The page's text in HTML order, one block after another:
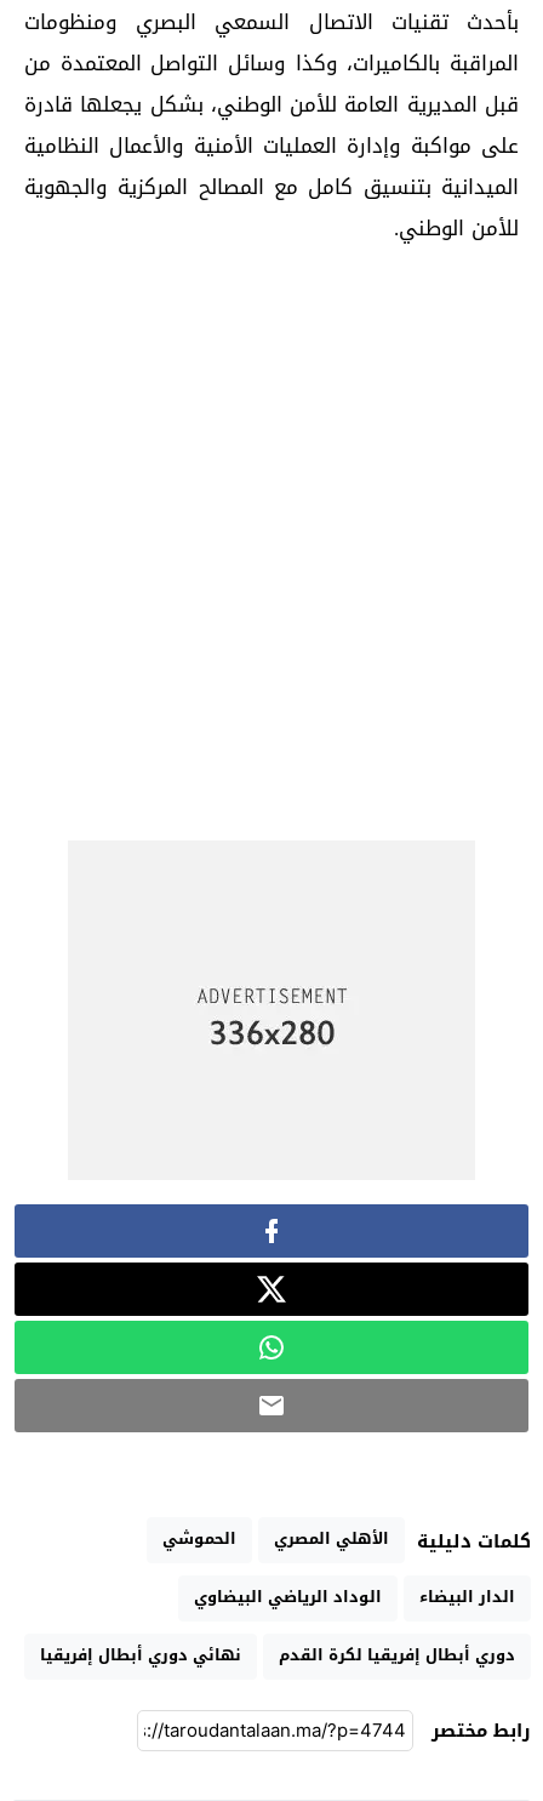
بأحدث تقنيات الاتصال السمعي البصري ومنظومات
المراقبة بالكاميرات، وكذا وسائل التواصل المعتمدة من
قبل المديرية العامة للأمن الوطني، بشكل يجعلها قادرة
على مواكبة وإدارة العمليات الأمنية والأعمال النظامية
الميدانية بتنسيق كامل مع المصالح المركزية والجهوية
للأمن الوطني.
كلمات دليلية الأهلي المصري
الحموشي
الدار البيضاء
الوداد الرياضي البيضاوي
دوري أبطال إفريقيا لكرة القدم
نهائي دوري أبطال إفريقيا
رابط مختصر